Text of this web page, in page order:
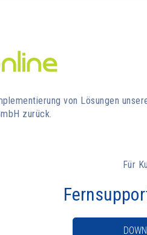
von Lösungen
zurück.
Für